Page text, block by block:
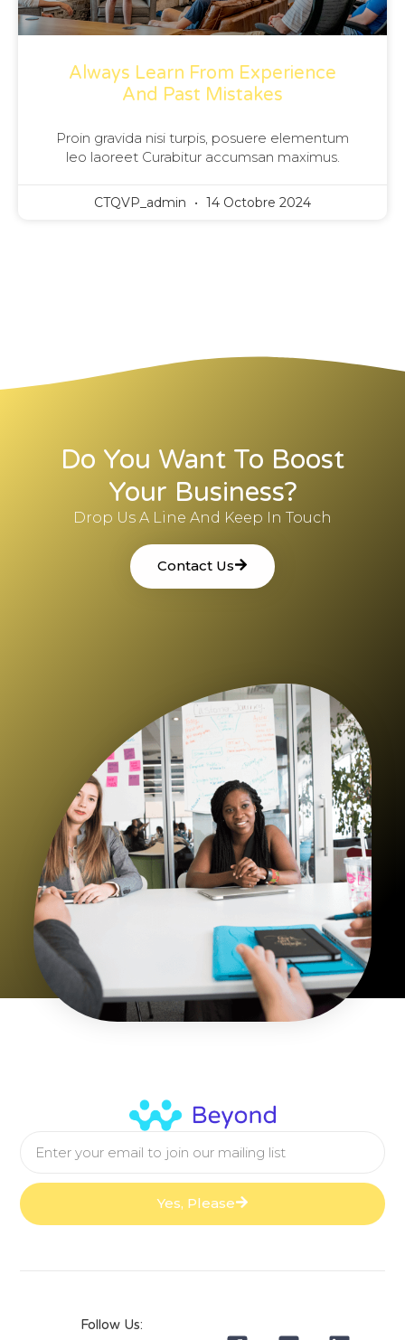
Always Learn From Experience
And Past Mistakes
Proin gravida nisi turpis, posuere elementum
leo laoreet Curabitur accumsan maximus.
CTQVP_admin 14 Octobre 2024
Do You Want To Boost
Your Business?
Drop Us A Line And Keep In Touch
Contact Us
Yes, Please
Follow Us: